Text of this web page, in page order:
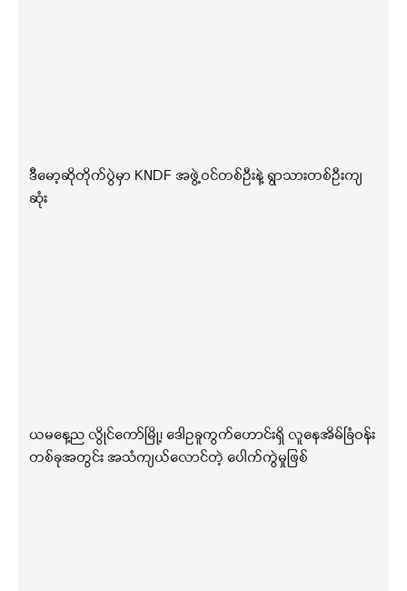
ဒီမော့ဆိုတိုက်ပွဲမှာ KNDF အဖွဲ့ဝင်တစ်ဦးနဲ့ ရွာသားတစ်ဦးကျ
ဆုံး
ယမနေ့ည လွိုင်ကော်မြို့၊ ဒေါဥခူကွက်ဟောင်းရှိ လူနေအိမ်ခြံဝန်း
တစ်ခုအတွင်း အသံကျယ်လောင်တဲ့ ပေါက်ကွဲမှုဖြစ်